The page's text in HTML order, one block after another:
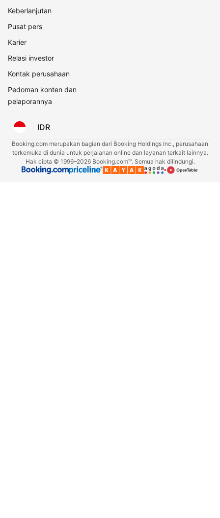
Keberlanjutan
Pusat pers
Karier
Relasi investor
Kontak perusahaan
Pedoman konten dan
pelaporannya
IDR
Booking.com merupakan bagian dari Booking Holdings Inc., perusahaan
terkemuka di dunia untuk perjalanan online dan layanan terkait lainnya.
Hak cipta © 1996–2026 Booking.com™. Semua hak dilindungi.